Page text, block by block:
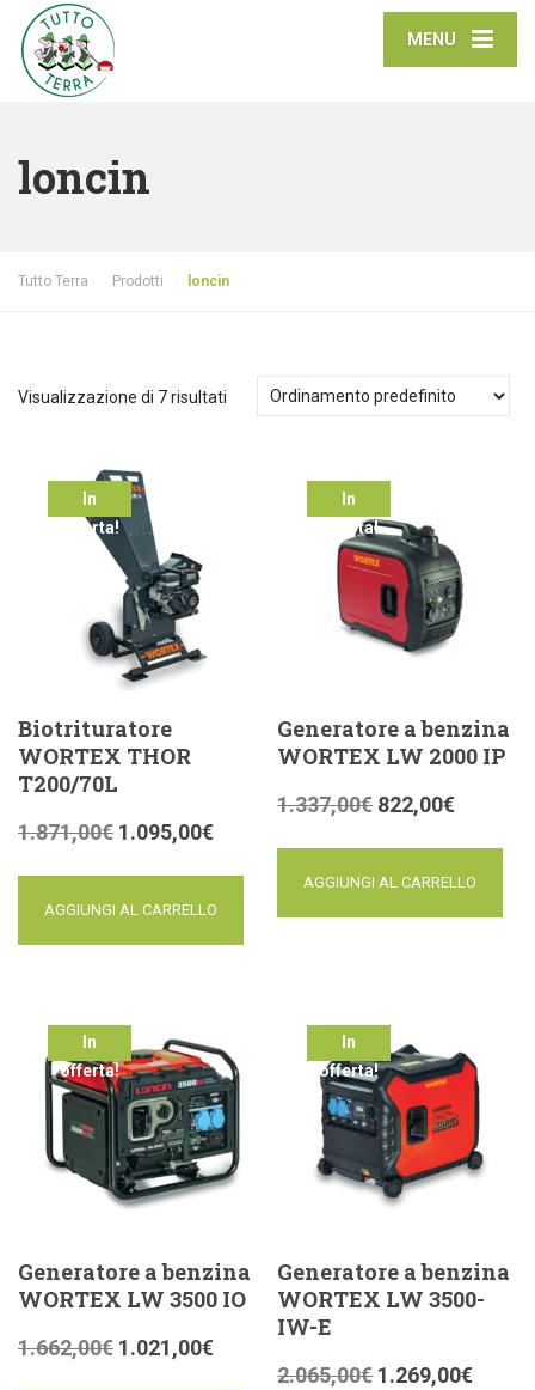
MENU
loncin
Tutto Terra Prodotti loncin
Visualizzazione di 7 risultati
In
offerta!
Biotrituratore
WORTEX THOR
T200/70L
1.871,00€ 1.095,00€
AGGIUNGI AL CARRELLO
In
offerta!
Generatore a benzina
WORTEX LW 2000 IP
1.337,00€ 822,00€
AGGIUNGI AL CARRELLO
In
offerta!
Generatore a benzina
WORTEX LW 3500 IO
1.662,00€ 1.021,00€
In
offerta!
Generatore a benzina
WORTEX LW 3500-
IW-E
2.065,00€ 1.269,00€